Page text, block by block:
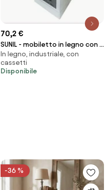
70,2 €
SUNIL - mobiletto in legno con 3
cassetti
In legno, industriale, con
cassetti
Disponibile
-36 %